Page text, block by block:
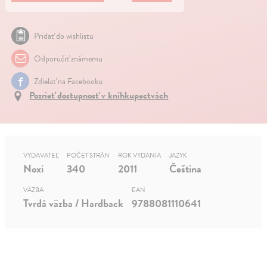
Pridať do wishlistu
Odporučiť známemu
Zdielať na Facebooku
Pozrieť dostupnosť v kníhkupectvách
VYDAVATEĽ
Noxi
POČET STRÁN
340
ROK VYDANIA
2011
JAZYK
Čeština
VÄZBA
Tvrdá väzba / Hardback
EAN
9788081110641